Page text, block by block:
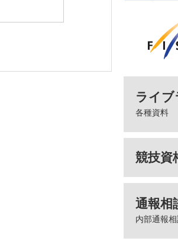
ライブ
各種資料
競技資
通報相
内部通報